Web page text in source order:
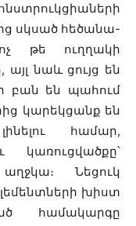
սկսած հեծանա-
թե ուղղակի
այլ նաև ցույց են
բան են պահում
կարեկցանք են
համար,
կառուցվածքը՝
Նեցուկ
խիստ
համակարգը